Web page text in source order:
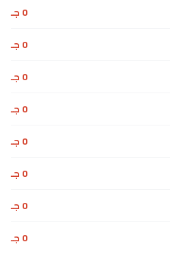
0 جـ
0 جـ
0 جـ
0 جـ
0 جـ
0 جـ
0 جـ
0 جـ